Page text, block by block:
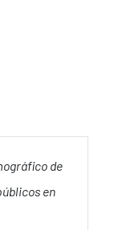
de
en